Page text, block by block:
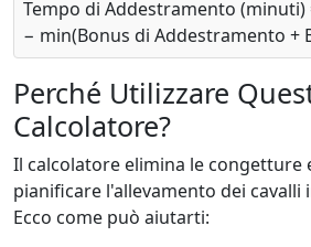
Tempo di Addestramento (minuti)
− min(Bonus di Addestramento +
Perché Utilizzare
Calcolatore?
Il calcolatore elimina le congetture
pianificare l'allevamento dei cavalli
Ecco come può aiutarti: